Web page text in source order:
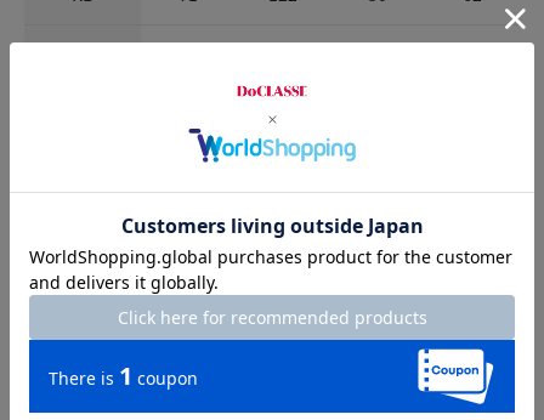
※商品によって柄の出方が異なります。
チャット相談をする